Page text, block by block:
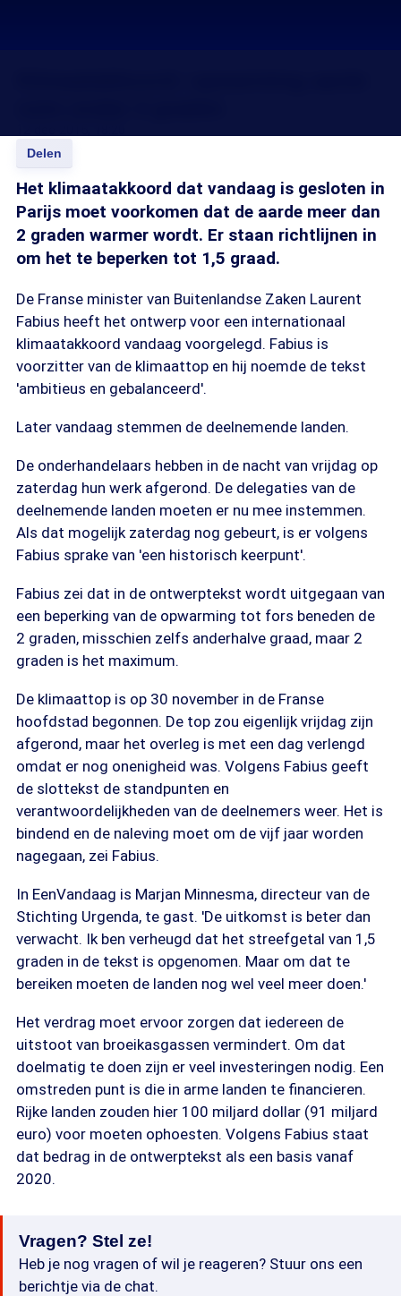
Delen
Het klimaatakkoord dat vandaag is gesloten in
Parijs moet voorkomen dat de aarde meer dan
2 graden warmer wordt. Er staan richtlijnen in
om het te beperken tot 1,5 graad.
De Franse minister van Buitenlandse Zaken Laurent
Fabius heeft het ontwerp voor een internationaal
klimaatakkoord vandaag voorgelegd. Fabius is
voorzitter van de klimaattop en hij noemde de tekst
'ambitieus en gebalanceerd'.
Later vandaag stemmen de deelnemende landen.
De onderhandelaars hebben in de nacht van vrijdag op
zaterdag hun werk afgerond. De delegaties van de
deelnemende landen moeten er nu mee instemmen.
Als dat mogelijk zaterdag nog gebeurt, is er volgens
Fabius sprake van 'een historisch keerpunt'.
Fabius zei dat in de ontwerptekst wordt uitgegaan van
een beperking van de opwarming tot fors beneden de
2 graden, misschien zelfs anderhalve graad, maar 2
graden is het maximum.
De klimaattop is op 30 november in de Franse
hoofdstad begonnen. De top zou eigenlijk vrijdag zijn
afgerond, maar het overleg is met een dag verlengd
omdat er nog onenigheid was. Volgens Fabius geeft
de slottekst de standpunten en
verantwoordelijkheden van de deelnemers weer. Het is
bindend en de naleving moet om de vijf jaar worden
nagegaan, zei Fabius.
In EenVandaag is Marjan Minnesma, directeur van de
Stichting Urgenda, te gast. 'De uitkomst is beter dan
verwacht. Ik ben verheugd dat het streefgetal van 1,5
graden in de tekst is opgenomen. Maar om dat te
bereiken moeten de landen nog wel veel meer doen.'
Het verdrag moet ervoor zorgen dat iedereen de
uitstoot van broeikasgassen vermindert. Om dat
doelmatig te doen zijn er veel investeringen nodig. Een
omstreden punt is die in arme landen te financieren.
Rijke landen zouden hier 100 miljard dollar (91 miljard
euro) voor moeten ophoesten. Volgens Fabius staat
dat bedrag in de ontwerptekst als een basis vanaf
2020.
Vragen? Stel ze!
Heb je nog vragen of wil je reageren? Stuur ons een
berichtje via de chat.